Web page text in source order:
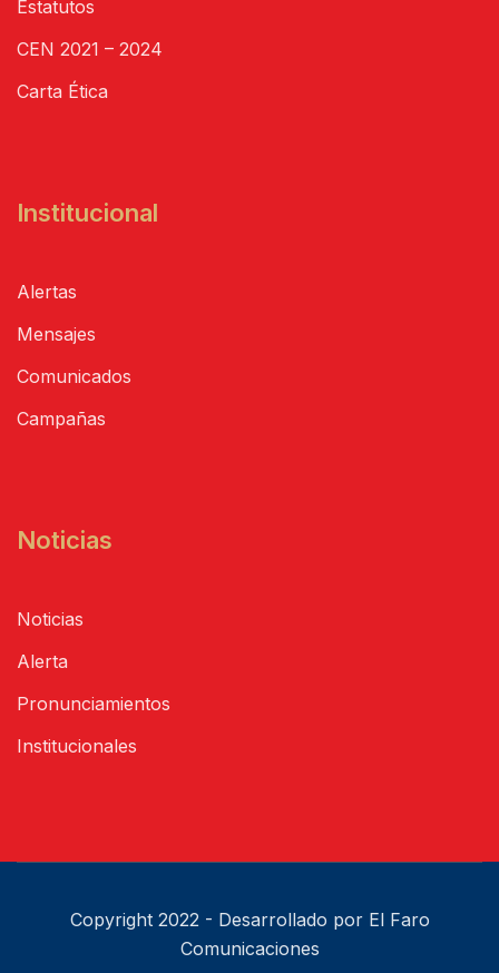
Estatutos
CEN 2021 – 2024
Carta Ética
Institucional
Alertas
Mensajes
Comunicados
Campañas
Noticias
Noticias
Alerta
Pronunciamientos
Institucionales
Copyright 2022 - Desarrollado por El Faro
Comunicaciones